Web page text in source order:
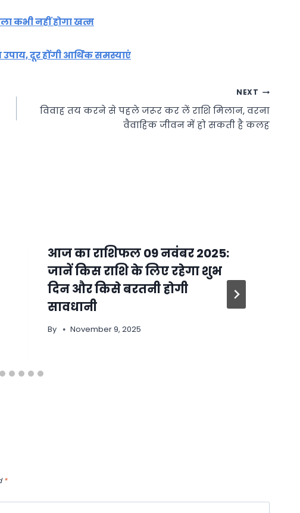
कभी नहीं होगा खत्म
दूर होंगी आर्थिक समस्याएं
NEXT
विवाह तय करने से पहले जरूर कर लें राशि मिलान, वरना
वैवाहिक जीवन में हो सकती है कलह
आज का राशिफल 09 नवंबर 2025:
जानें किस राशि के लिए रहेगा शुभ
दिन और किसे बरतनी होगी
सावधानी
By November 9, 2025
*